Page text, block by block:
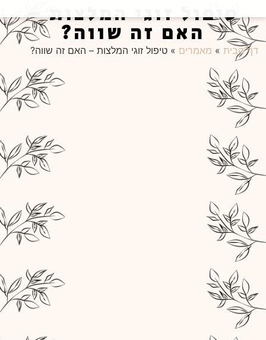
טיפול זוגי המלצות –
האם זה שווה?
דף הבית » מאמרים »טיפול זוגי המלצות – האם זה שווה?